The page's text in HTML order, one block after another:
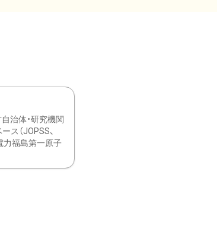
治体・研究機関
（JOPSS、
力福島第一原子